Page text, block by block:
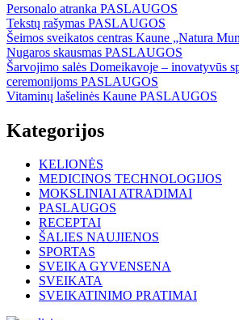
Personalo atranka PASLAUGOS
Tekstų rašymas PASLAUGOS
Šeimos sveikatos centras Kaune „Natura
Nugaros skausmas PASLAUGOS
Šarvojimo salės Domeikavoje – inovatyvūs
ceremonijoms PASLAUGOS
Vitaminų lašelinės Kaune PASLAUGOS
Kategorijos
KELIONĖS
MEDICINOS TECHNOLOGIJOS
MOKSLINIAI ATRADIMAI
PASLAUGOS
RECEPTAI
ŠALIES NAUJIENOS
SPORTAS
SVEIKA GYVENSENA
SVEIKATA
SVEIKATINIMO PRATIMAI